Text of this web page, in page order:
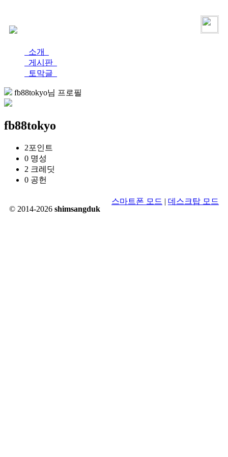
소개
게시판
토막글
fb88tokyo님 프로필
fb88tokyo
2포인트
0 명성
2 크레딧
0 공헌
© 2014-2026 shimsangduk
스마트폰 모드 | 데스크탑 모드